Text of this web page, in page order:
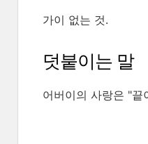
가이 없는 것.
덧붙이는 말
어버이의 사랑은 "끝